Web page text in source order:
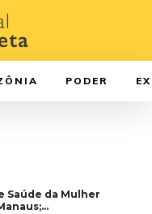
PODER
Saúde da Mulher